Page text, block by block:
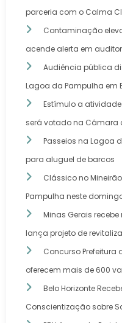
parceria com o Calma
Contaminação
acende alerta em
Audiência pública
Lagoa da Pampulha em
Estímulo a
será votado na Câmara
Passeios na Lagoa
para aluguel de barcos
Clássico no
Pampulha neste
Minas Gerais
lança projeto de
Concurso Prefeitura
oferecem mais de 600
Belo Horizonte
Conscientização sobre